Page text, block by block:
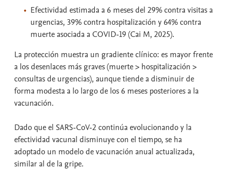
Efectividad estimada a 6 meses del 29% contra visitas a
urgencias, 39% contra hospitalización y 64% contra
muerte asociada a COVID-19 (Cai M, 2025).
La protección muestra un gradiente clínico: es mayor frente
a los desenlaces más graves (muerte > hospitalización >
consultas de urgencias), aunque tiende a disminuir de
forma modesta a lo largo de los 6 meses posteriores a la
vacunación.
Dado que el SARS-CoV-2 continúa evolucionando y la
efectividad vacunal disminuye con el tiempo, se ha
adoptado un modelo de vacunación anual actualizada,
similar al de la gripe.